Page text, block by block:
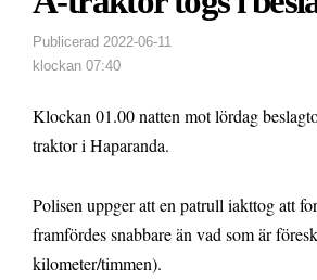
Publicerad 2022-06-11
klockan 07:40
Klockan 01.00 natten mot lördag
traktor i Haparanda.
Polisen uppger att en patrull iakttog att
framfördes snabbare än vad som är
kilometer/timmen).